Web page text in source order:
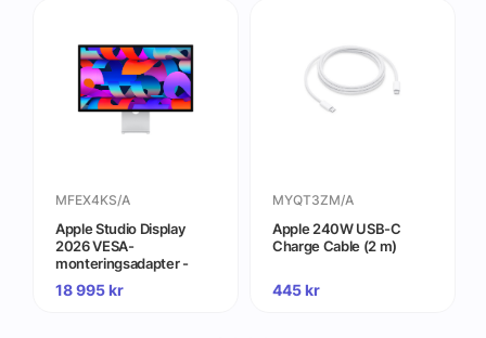
MFEX4KS/A
Apple Studio Display
2026 VESA-
monteringsadapter -
Standardglas (Stativ inte
inkluderat)
18 995kr
MYQT3ZM/A
Apple 240W USB-C
Charge Cable (2 m)
445kr